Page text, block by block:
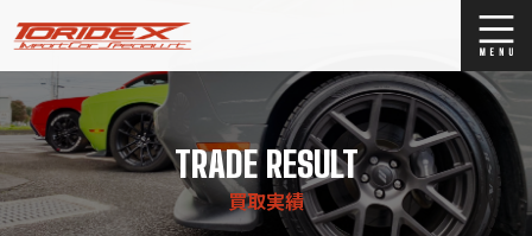
ブログ
Stock list
ストックリスト
買取
TRADE RESULT
買取実績